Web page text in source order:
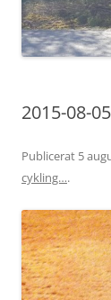
2015-08-
Publicerat 5
cykling….